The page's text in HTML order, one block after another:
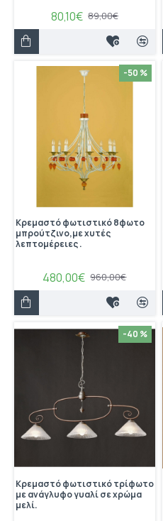
80,10€ 89,00€
-50 %
Κρεμαστό φωτιστικό 8φωτο
μπρούτζινο,με χυτές
λεπτομέρειες .
480,00€ 960,00€
-40 %
Κρεμαστό φωτιστικό τρίφωτο
με ανάγλυφο γυαλί σε χρώμα
μελί.